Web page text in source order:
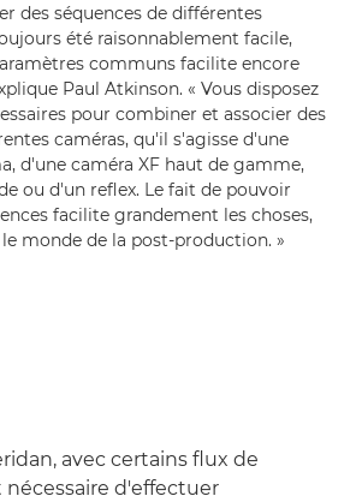
des séquences de différentes
été raisonnablement facile,
communs facilite encore
Paul Atkinson. « Vous disposez
pour combiner et associer des
caméras, qu'il s'agisse d'une
d'une caméra XF haut de gamme,
ou d'un reflex. Le fait de pouvoir
facilite grandement les choses,
monde de la post-production. »
avec certains flux de
d'effectuer